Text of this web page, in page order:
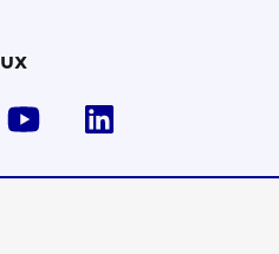
youtube